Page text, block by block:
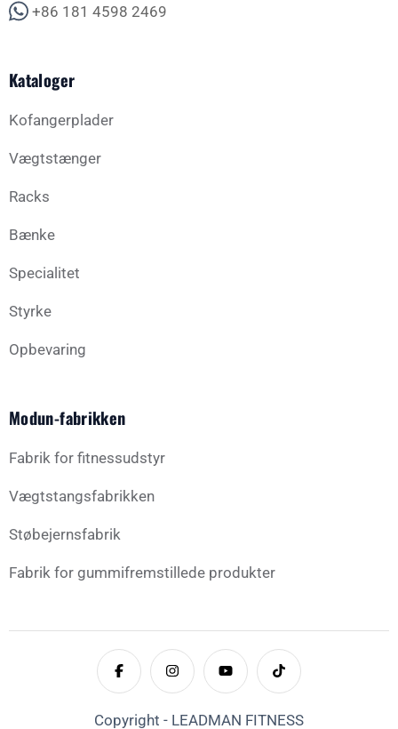
+86 181 4598 2469
Kataloger
Kofangerplader
Vægtstænger
Racks
Bænke
Specialitet
Styrke
Opbevaring
Modun-fabrikken
Fabrik for fitnessudstyr
Vægtstangsfabrikken
Støbejernsfabrik
Fabrik for gummifremstillede produkter
Copyright - LEADMAN FITNESS